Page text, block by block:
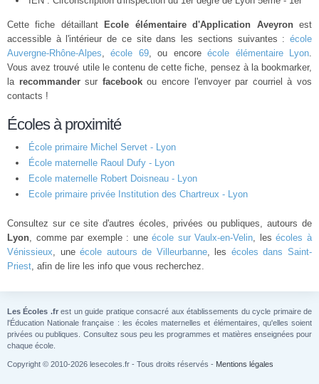
Cette fiche détaillant Ecole élémentaire d'Application Aveyronest
accessible à l'intérieur de ce site dans les sections suivantes : école
Auvergne-Rhône-Alpes,école 69, ou encoreécole élémentaire Lyon.
Vous avez trouvé utile le contenu de cette fiche, pensez à la bookmarker,
la recommandersur facebookou encore l'envoyer par courriel à vos
contacts !
Écoles à proximité
École primaire Michel Servet - Lyon
École maternelle Raoul Dufy - Lyon
Ecole maternelle Robert Doisneau - Lyon
Ecole primaire privée Institution des Chartreux - Lyon
Consultez sur ce site d'autres écoles, privées ou publiques, autours de
Lyon, comme par exemple : uneécole sur Vaulx-en-Velin, lesécoles à
Vénissieux, uneécole autours de Villeurbanne, les écoles dans Saint-
Priest, afin de lire les info que vous recherchez.
Les Écoles .frest un guide pratique consacré aux établissements du cycle primaire de
l'Éducation Nationale française : les écoles maternelles et élémentaires, qu'elles soient
privées ou publiques. Consultez sous peu les programmes et matières enseignées pour
chaque école.
Copyright © 2010-2026 lesecoles.fr - Tous droits réservés - Mentions légales